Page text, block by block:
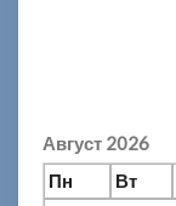
Август 2026
Пн
Вт